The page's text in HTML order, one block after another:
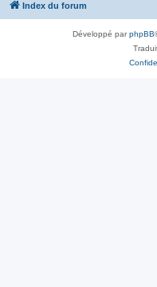
Index du forum
Développé parphpBB